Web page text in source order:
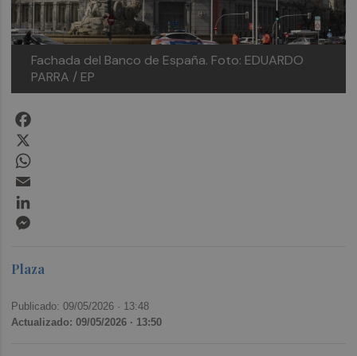
Fachada del Banco de España. Foto: EDUARDO
PARRA / EP
Plaza
Publicado: 09/05/2026 · 13:48
Actualizado: 09/05/2026 · 13:50